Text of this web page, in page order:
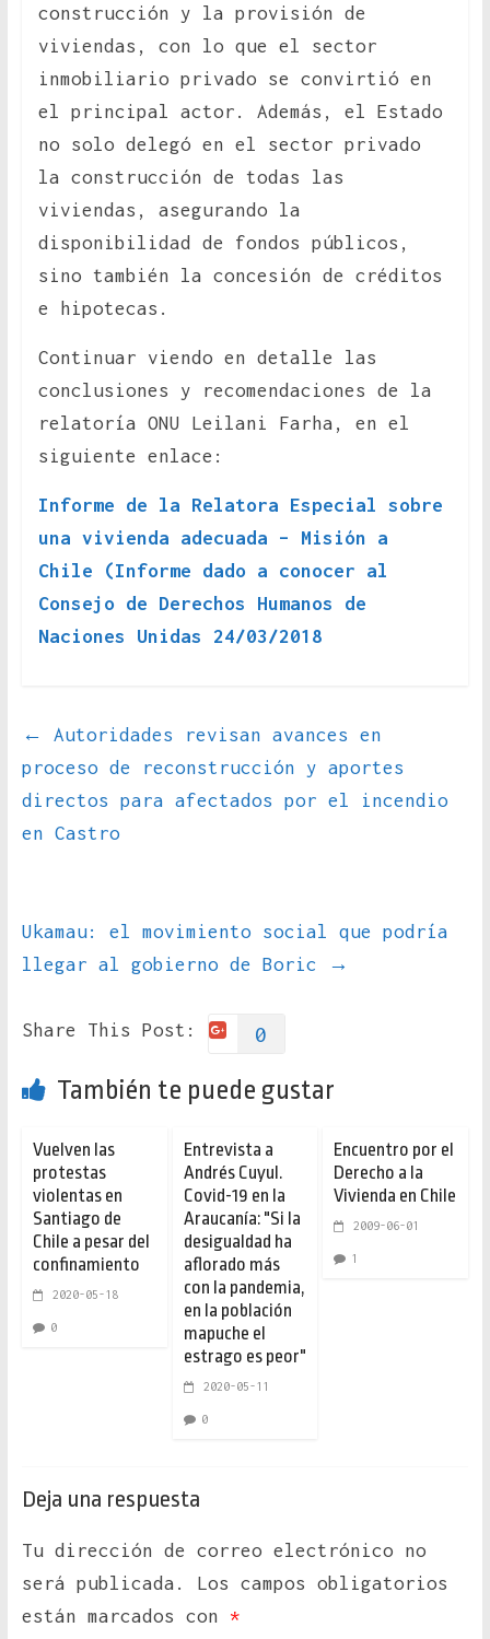
construcción y la provisión de
viviendas, con lo que el sector
inmobiliario privado se convirtió en
el principal actor. Además, el Estado
no solo delegó en el sector privado
la construcción de todas las
viviendas, asegurando la
disponibilidad de fondos públicos,
sino también la concesión de créditos
e hipotecas.
Continuar viendo en detalle las
conclusiones y recomendaciones de la
relatoría ONU Leilani Farha, en el
siguiente enlace:
Informe de la Relatora Especial sobre
una vivienda adecuada – Misión a
Chile (Informe dado a conocer al
Consejo de Derechos Humanos de
Naciones Unidas 24/03/2018
←
Autoridades revisan avances en
proceso de reconstrucción y aportes
directos para afectados por el incendio
en Castro
Ukamau: el movimiento social que podría
llegar al gobierno de Boric
→
Share This Post: 0
También te puede gustar
Vuelven las
protestas
violentas en
Santiago de
Chile a pesar del
confinamiento
2020-05-18
0
Entrevista a
Andrés Cuyul.
Covid-19 en la
Araucanía: "Si la
desigualdad ha
aflorado más
con la pandemia,
en la población
mapuche el
estrago es peor"
2020-05-11
0
Encuentro por el
Derecho a la
Vivienda en Chile
2009-06-01
1
Deja una respuesta
Tu dirección de correo electrónico no
será publicada.
Los campos obligatorios
están marcados con *